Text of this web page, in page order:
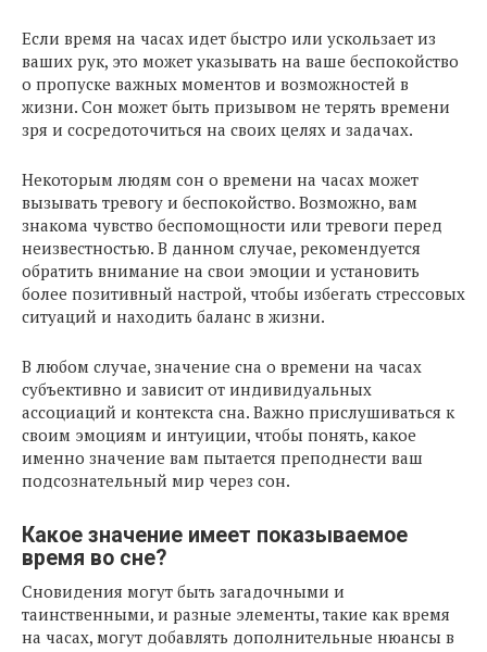
Если время на часах идет быстро или ускользает из
ваших рук, это может указывать на ваше беспокойство
о пропуске важных моментов и возможностей в
жизни. Сон может быть призывом не терять времени
зря и сосредоточиться на своих целях и задачах.
Некоторым людям сон о времени на часах может
вызывать тревогу и беспокойство. Возможно, вам
знакома чувство беспомощности или тревоги перед
неизвестностью. В данном случае, рекомендуется
обратить внимание на свои эмоции и установить
более позитивный настрой, чтобы избегать стрессовых
ситуаций и находить баланс в жизни.
В любом случае, значение сна о времени на часах
субъективно и зависит от индивидуальных
ассоциаций и контекста сна. Важно прислушиваться к
своим эмоциям и интуиции, чтобы понять, какое
именно значение вам пытается преподнести ваш
подсознательный мир через сон.
Какое значение имеет показываемое
время во сне?
Сновидения могут быть загадочными и
таинственными, и разные элементы, такие как время
на часах, могут добавлять дополнительные нюансы в